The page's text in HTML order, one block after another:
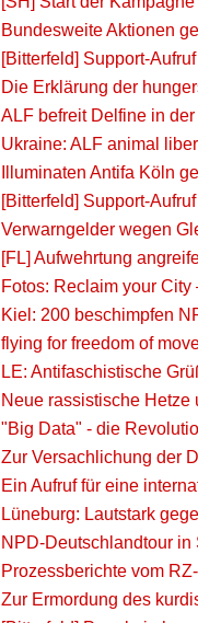
Bundesweite Aktionen
[Bitterfeld] Support-
Die Erklärung der
ALF befreit Delfine in
Ukraine: ALF animal
Illuminaten Antifa Köln
[Bitterfeld] Support-
Verwarngelder wegen
[FL] Aufwehrtung
Fotos: Reclaim your
Kiel: 200 beschimpfen
flying for freedom of
LE: Antifaschistische
Neue rassistische
"Big Data" - die
Zur Versachlichung der
Ein Aufruf für eine
Lüneburg: Lautstark
NPD-Deutschlandtour
Prozessberichte vom
Zur Ermordung des